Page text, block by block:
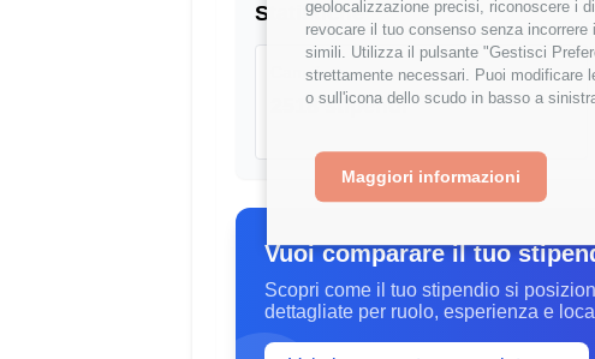
geolocalizzazione precisi, riconoscere i
revocare il tuo consenso senza
simili. Utilizza il pulsante "Gestisci
strettamente necessari. Puoi modificare
o sull'icona dello scudo in basso a
Maggiori informazioni
Statistiche
Campione
2518 stipendi
Vuoi comparare il tuo
Scopri come il tuo stipendio si
dettagliate per ruolo, esperienza e